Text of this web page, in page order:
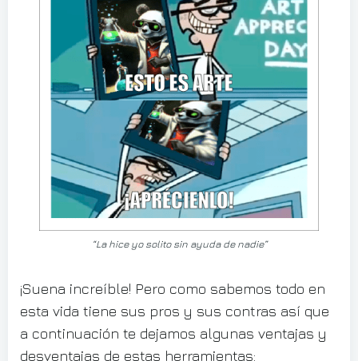
“La hice yo solito sin ayuda de nadie”
¡Suena increíble! Pero como sabemos todo en
esta vida tiene sus pros y sus contras así que
a continuación te dejamos algunas ventajas y
desventajas de estas herramientas: